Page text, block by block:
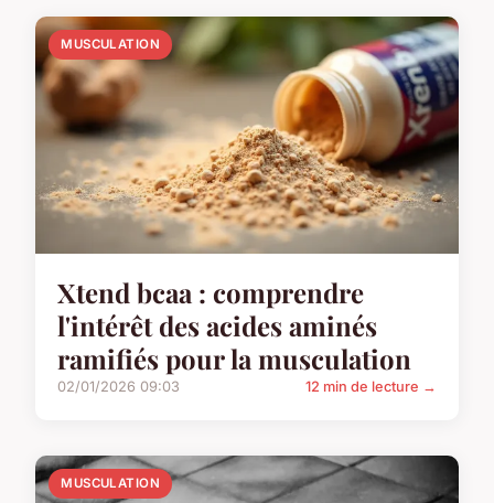
MUSCULATION
Xtend bcaa : comprendre
l'intérêt des acides aminés
ramifiés pour la musculation
02/01/2026 09:03 12 min de lecture →
MUSCULATION